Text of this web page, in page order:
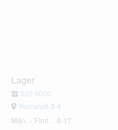
Lager
520 8000
Þorraholt 2-4
Mán. - Fimt. : 8-17